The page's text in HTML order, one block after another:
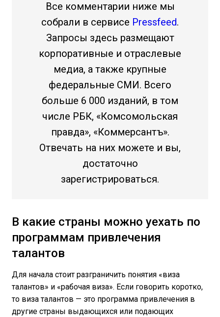
Все комментарии ниже мы
собрали в сервисе Pressfeed.
Запросы здесь размещают
корпоративные и отраслевые
медиа, а также крупные
федеральные СМИ. Всего
больше 6 000 изданий, в том
числе РБК, «Комсомольская
правда», «Коммерсантъ».
Отвечать на них можете и вы,
достаточно
зарегистрироваться.
В какие страны можно уехать по
программам привлечения
талантов
Для начала стоит разграничить понятия «виза
талантов» и «рабочая виза». Если говорить коротко,
то виза талантов — это программа привлечения в
другие страны выдающихся или подающих